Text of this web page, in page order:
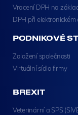
Vracení DPH na
DPH při
PODNIKOVÉ
Založení společnosti
Virtuální sídlo firmy
BREXIT
Veterinární a SPS